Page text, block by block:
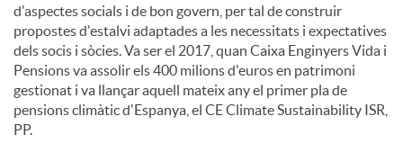
d'aspectes socials i de bon govern, per tal de construir
propostes d'estalvi adaptades a les necessitats i expectatives
dels socis i sòcies. Va ser el 2017, quan Caixa Enginyers Vida i
Pensions va assolir els 400 milions d'euros en patrimoni
gestionat i va llançar aquell mateix any el primer pla de
pensions climàtic d'Espanya, el CE Climate Sustainability ISR,
PP.